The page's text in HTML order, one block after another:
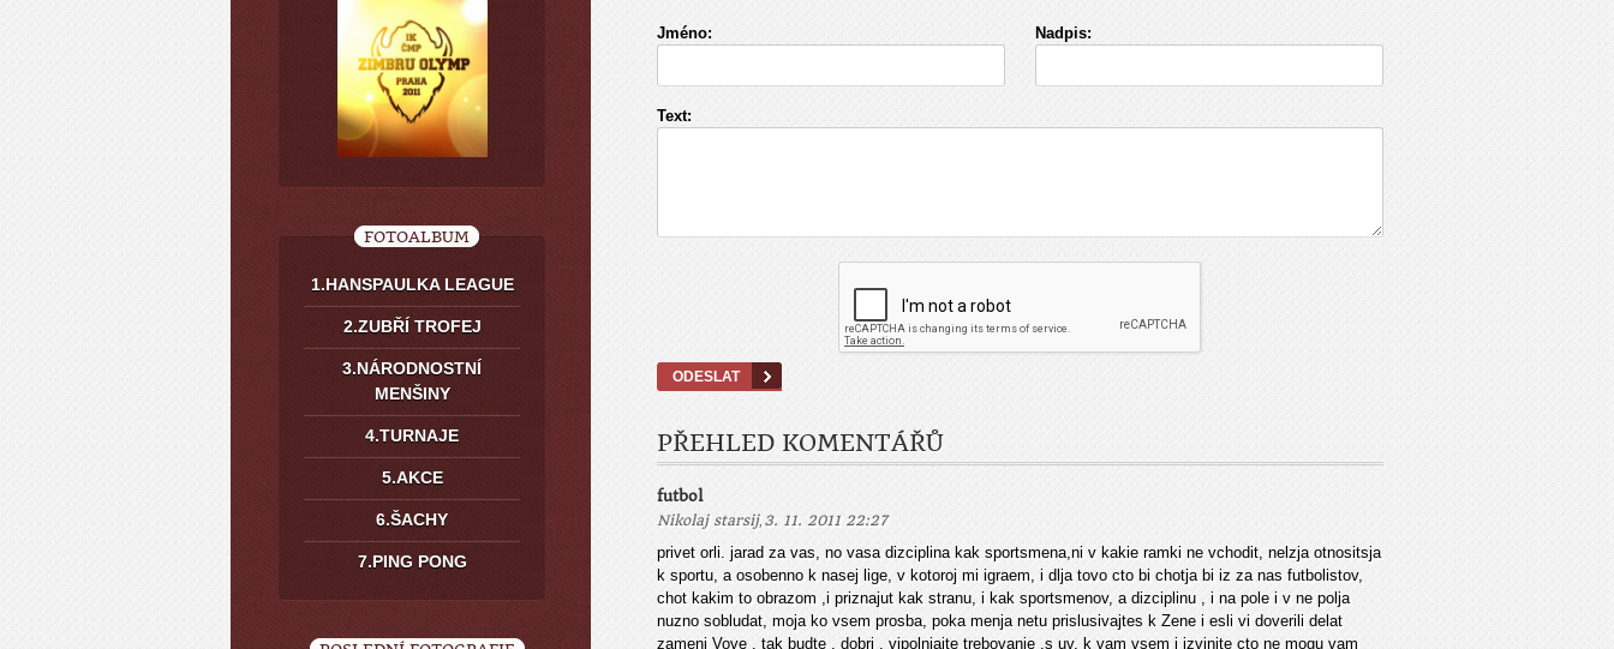
Jméno: Nadpis:
Text:
PŘEHLED KOMENTÁŘŮ
futbol
Nikolaj starsij, 3. 11. 2011 22:27
privet orli. jarad za vas, no vasa dizciplina kak sportsmena,ni v kakie ramki ne vchodit, nelzja otnositsja
k sportu, a osobenno k nasej lige, v kotoroj mi igraem, i dlja tovo cto bi chotja bi iz za nas futbolistov,
chot kakim to obrazom ,i priznajut kak stranu, i kak sportsmenov, a dizciplinu , i na pole i v ne polja
nuzno sobludat, moja ko vsem prosba, poka menja netu prislusivajtes k Zene i esli vi doverili delat
zameni Vove , tak budte , dobri , vipolnjajte trebovanie ,s uv, k vam vsem i izvinite cto ne mogu vam
FOTOALBUM
1.HANSPAULKA LEAGUE
2.ZUBŘÍ TROFEJ
3.NÁRODNOSTNÍ
MENŠINY
4.TURNAJE
5.AKCE
6.ŠACHY
7.PING PONG